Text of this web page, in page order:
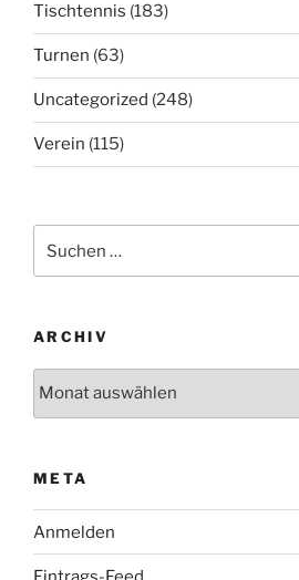
Tischtennis (183)
Turnen (63)
Uncategorized (248)
Verein (115)
nach:
ARCHIV
META
Anmelden